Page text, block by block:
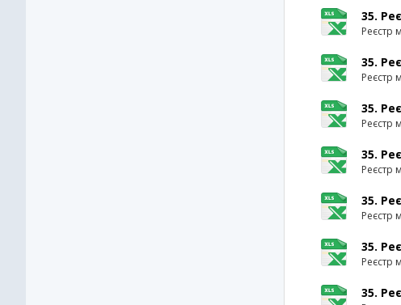
35.
Реєстр
35.
Реєстр
35.
Реєстр
35.
Реєстр
35.
Реєстр
35.
Реєстр
35.